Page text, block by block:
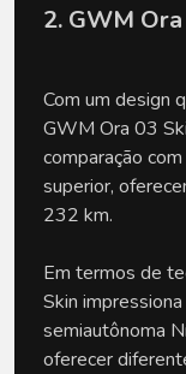
2. GWM
Com um design
GWM Ora 03
comparação
superior,
232 km.
Em termos de
Skin
semiautônoma
oferecer